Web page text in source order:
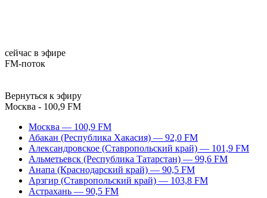
сейчас в эфире
FM-поток
Вернуться к эфиру
Москва - 100,9 FM
Москва — 100,9 FM
Абакан (Республика Хакасия) — 92,0 FM
Александровское (Ставропольский край) — 101,9 FM
Альметьевск (Республика Татарстан) — 99,6 FM
Анапа (Краснодарский край) — 90,5 FM
Арзгир (Ставропольский край) — 103,8 FM
Астрахань — 90,5 FM